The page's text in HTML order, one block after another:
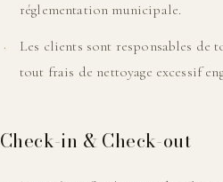
réglementation municipale.
Les clients sont responsables de
tout frais de nettoyage excessif
Check-in & Check-out